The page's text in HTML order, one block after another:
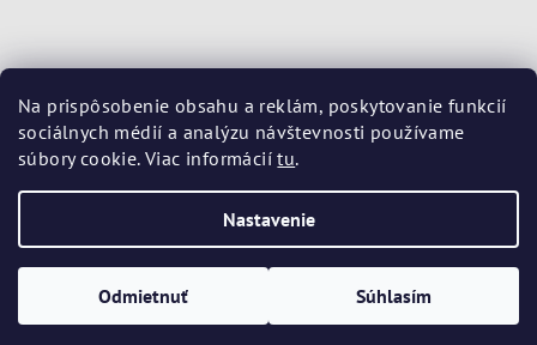
Na prispôsobenie obsahu a reklám, poskytovanie funkcií
sociálnych médií a analýzu návštevnosti používame
súbory cookie. Viac informáciítu.
Nastavenie
Odmietnuť Súhlasím
Upraviť nastavenie cookies
Vytvoril Shoptet